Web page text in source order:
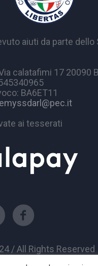
aiuti da parte
calatafimi 17 20090
BA6ET11
ai tesserati
/ All Rights Reserved